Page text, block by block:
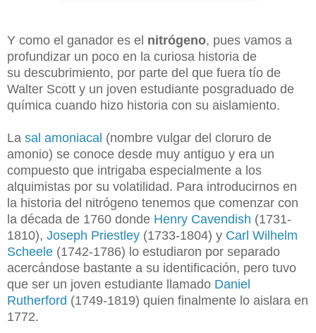
Y como el ganador es el nitrógeno, pues vamos a
profundizar un poco en la curiosa historia de
su descubrimiento, por parte del que fuera tío de
Walter Scott y un joven estudiante posgraduado de
química cuando hizo historia con su aislamiento.
La sal amoniacal (nombre vulgar del cloruro de
amonio) se conoce desde muy antiguo y era un
compuesto que intrigaba especialmente a los
alquimistas por su volatilidad. Para introducirnos en
la historia del nitrógeno tenemos que comenzar con
la década de 1760 donde Henry Cavendish (1731-
1810), Joseph Priestley (1733-1804) y Carl Wilhelm
Scheele (1742-1786) lo estudiaron por separado
acercándose bastante a su identificación, pero tuvo
que ser un joven estudiante llamado Daniel
Rutherford (1749-1819) quien finalmente lo aislara en
1772.